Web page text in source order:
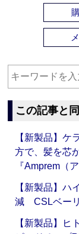
この記事と
【新製品】ケ
方で、髪を芯
『Amprem（
【新製品】ハ
減 CSLベー
【新製品】ヒ